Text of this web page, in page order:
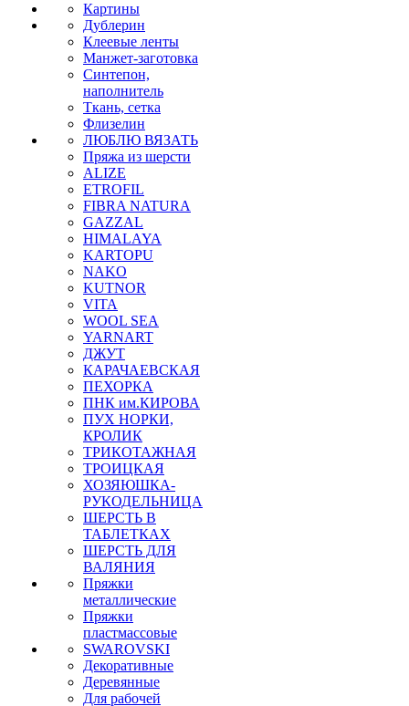
Картины
Дублерин
Клеевые ленты
Манжет-заготовка
Синтепон,
наполнитель
Ткань, сетка
Флизелин
ЛЮБЛЮ ВЯЗАТЬ
Пряжа из шерсти
ALIZE
ETROFIL
FIBRA NATURA
GAZZAL
HIMALAYA
KARTOPU
NAKO
KUTNOR
VITA
WOOL SEA
YARNART
ДЖУТ
КАРАЧАЕВСКАЯ
ПЕХОРКА
ПНК им.КИРОВА
ПУХ НОРКИ,
КРОЛИК
ТРИКОТАЖНАЯ
ТРОИЦКАЯ
ХОЗЯЮШКА-
РУКОДЕЛЬНИЦА
ШЕРСТЬ В
ТАБЛЕТКАХ
ШЕРСТЬ ДЛЯ
ВАЛЯНИЯ
Пряжки
металлические
Пряжки
пластмассовые
SWAROVSKI
Декоративные
Деревянные
Для рабочей